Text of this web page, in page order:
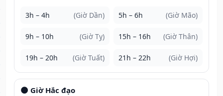
3h – 4h (Giờ Dần) 5h – 6h (Giờ Mão)
9h – 10h (Giờ Tỵ) 15h – 16h (Giờ Thân)
19h – 20h (Giờ Tuất) 21h – 22h (Giờ Hợi)
🌑 Giờ Hắc đạo